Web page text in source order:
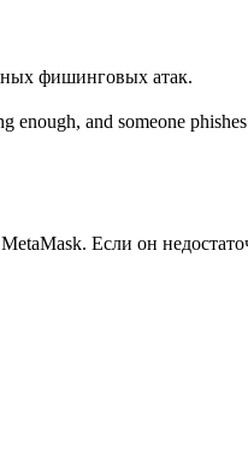
фишинговых атак.
enough, and someone
Если он